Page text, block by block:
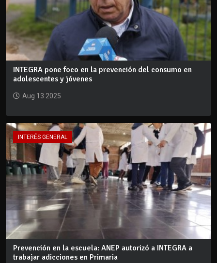
INTEGRA pone foco en la prevención del consumo en
adolescentes y jóvenes
Aug 13 2025
INTERÉS GENERAL
Prevención en la escuela: ANEP autorizó a INTEGRA a
trabajar adicciones en Primaria